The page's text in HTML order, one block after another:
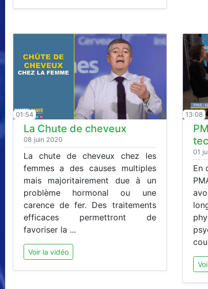
01:54
La Chute de cheveux
08 juin 2020
La chute de cheveux chez les
femmes a des causes multiples
mais majoritairement due à un
problème hormonal ou une
carence de fer. Des traitements
efficaces permettront de
favoriser la ...
Voir la vidéo
13:08
01
En